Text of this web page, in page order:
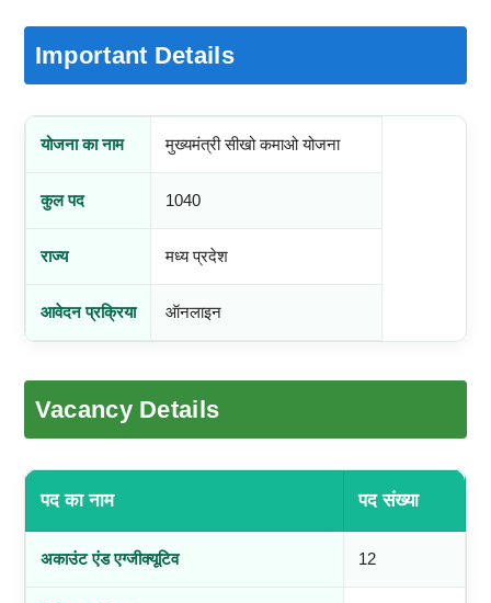
Important Details
योजना का नाम मुख्यमंत्री सीखो कमाओ योजना
कुल पद 1040
राज्य मध्य प्रदेश
आवेदन प्रक्रिया ऑनलाइन
Vacancy Details
पद का नाम पद संख्या
अकाउंट एंड एग्जीक्यूटिव 12